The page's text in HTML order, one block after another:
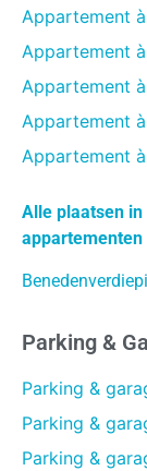
Appartement
Appartement
Appartement
Appartement
Appartement
Alle plaatsen
appartementen
Parking &
Parking &
Parking &
Parking &